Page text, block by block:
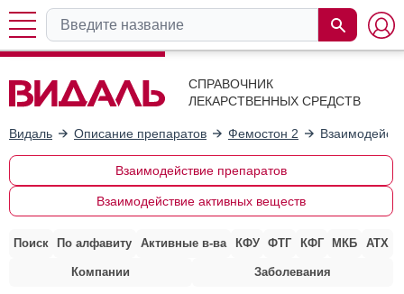
СПРАВОЧНИК
ЛЕКАРСТВЕННЫХ СРЕДСТВ
Видаль Описание препаратов Фемостон 2
Взаимодействие препаратов
Взаимодействие активных веществ
Поиск По алфавиту Активные в-ва КФУ ФТГ КФГ МКБ АТХ
Компании Заболевания